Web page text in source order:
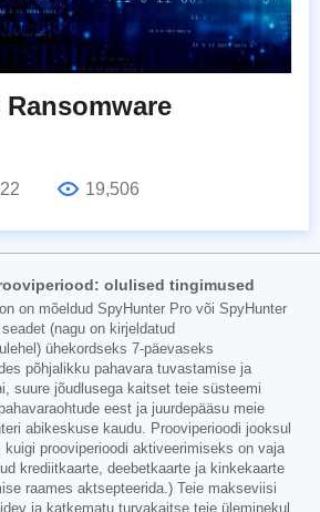
Ransomware
19,506
olulised tingimused
on mõeldud SpyHunter Pro või SpyHunter
(nagu on kirjeldatud
ühekordseks 7-päevaseks
põhjalikku pahavara tuvastamise ja
suure jõudlusega kaitset teie süsteemi
eest ja juurdepääsu meie
abikeskuse kaudu. Prooviperioodi jooksul
prooviperioodi aktiveerimiseks on vaja
krediitkaarte, deebetkaarte ja kinkekaarte
raames aktsepteerida.) Teie makseviisi